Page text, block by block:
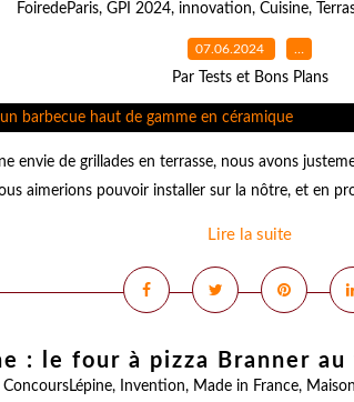
FoiredeParis, GPI 2024, innovation, Cuisine,
07.06.2024 …
Par Tests et Bons Plans
envie de grillades en terrasse, nous avons
aimerions pouvoir installer sur la nôtre, et en
Lire la suite
: le four à pizza Branner
ConcoursLépine, Invention, Made in France, Maison